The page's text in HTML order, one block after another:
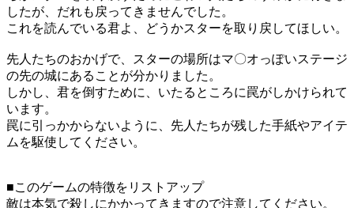
したが、だれも戻ってきませんでした。
これを読んでいる君よ、どうかスターを取り戻してほしい。
先人たちのおかげで、スターの場所はマ〇オっぽいステージ
の先の城にあることが分かりました。
しかし、君を倒すために、いたるところに罠がしかけられて
います。
罠に引っかからないように、先人たちが残した手紙やアイテ
ムを駆使してください。
■このゲームの特徴をリストアップ
敵は本気で殺しにかかってきますので注意してください。